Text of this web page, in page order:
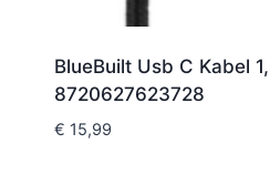
BlueBuilt Usb C Kabel
8720627623728
€ 15,99